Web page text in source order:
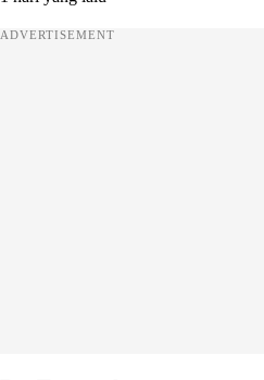
ADVERTISEMENT